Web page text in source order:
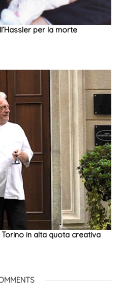
per la morte
in alta quota creativa